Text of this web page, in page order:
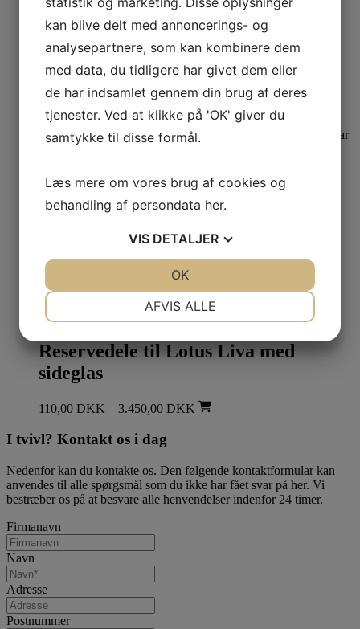
Læs mereDette vare har
flere varianter. Mulighederne kan vælges på varesiden
Reservedele til Lotus Ovne
Reservedele til Lotus Mira 2 + 4
360,00DKK –3.450,00DKK
Dette vare har
flere varianter. Mulighederne kan vælges på varesiden
Reservedele til Lotus Ovne
Reservedele til Lotus 9000-serien.
3.250,00DKK
Læs mereDette
vare har flere varianter. Mulighederne kan vælges på
varesiden
Reservedele til Lotus Ovne
Reservedele til Lotus Liva med
sideglas
110,00 DKK – 3.450,00 DKK
I tvivl? Kontakt os i dag
Nedenfor kan du kontakte os. Den følgende kontaktformular kan
anvendes til alle spørgsmål som du ikke har fået svar på her. Vi
bestræber os på at besvare alle henvendelser indenfor 24 timer.
Firmanavn
Navn
Adresse
Postnummer
kan blive delt med annoncerings- og
analysepartnere, som kan kombinere dem
med data, du tidligere har givet dem eller
de har indsamlet gennem din brug af deres
tjenester. Ved at klikke på 'OK' giver du
samtykke til disse formål.
Læs mere om vores brug af cookies og
behandling af persondata her.
VIS DETALJER
MARKETING STATISTIK
AFVIS ALLE
OK